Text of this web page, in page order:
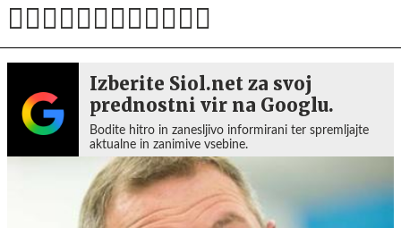
Izberite Siol.net za svoj
prednostni vir na Googlu.
Bodite hitro in zanesljivo informirani ter spremljajte
aktualne in zanimive vsebine.